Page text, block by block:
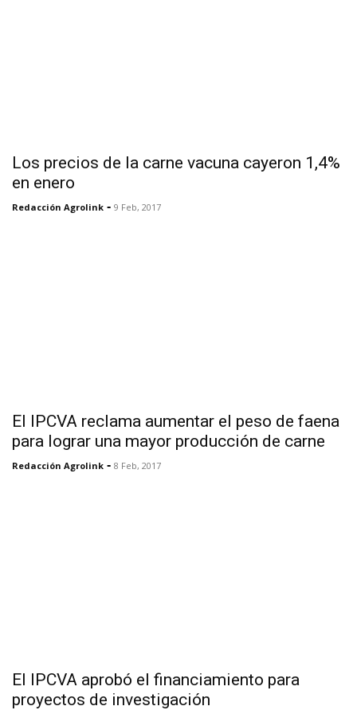
Los precios de la carne vacuna cayeron 1,4%
en enero
Redacción Agrolink - 9 Feb, 2017
El IPCVA reclama aumentar el peso de faena
para lograr una mayor producción de carne
Redacción Agrolink - 8 Feb, 2017
El IPCVA aprobó el financiamiento para
proyectos de investigación